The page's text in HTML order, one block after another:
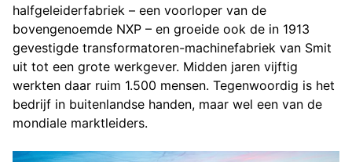
halfgeleiderfabriek – een voorloper van de
bovengenoemde NXP – en groeide ook de in 1913
gevestigde transformatoren-machinefabriek van Smit
uit tot een grote werkgever. Midden jaren vijftig
werkten daar ruim 1.500 mensen. Tegenwoordig is het
bedrijf in buitenlandse handen, maar wel een van de
mondiale marktleiders.